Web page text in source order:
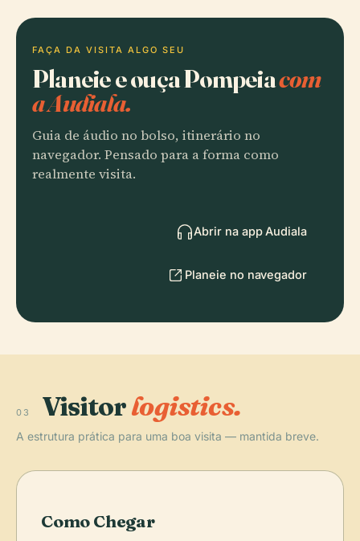
FAÇA DA VISITA ALGO SEU
Planeie e ouça Pompeiacom
a Audiala.
Guia de áudio no bolso, itinerário no
navegador. Pensado para a forma como
realmente visita.
Abrir na app Audiala
Planeie no navegador
03 Visitorlogistics.
A estrutura prática para uma boa visita — mantida breve.
Como Chegar